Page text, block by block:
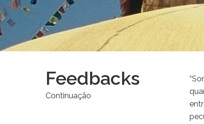
Feedbacks
Continuação